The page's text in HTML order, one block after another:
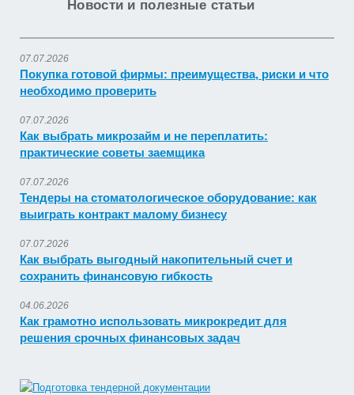
Новости и полезные статьи
07.07.2026
Покупка готовой фирмы: преимущества, риски и что
необходимо проверить
07.07.2026
Как выбрать микрозайм и не переплатить:
практические советы заемщика
07.07.2026
Тендеры на стоматологическое оборудование: как
выиграть контракт малому бизнесу
07.07.2026
Как выбрать выгодный накопительный счет и
сохранить финансовую гибкость
04.06.2026
Как грамотно использовать микрокредит для
решения срочных финансовых задач